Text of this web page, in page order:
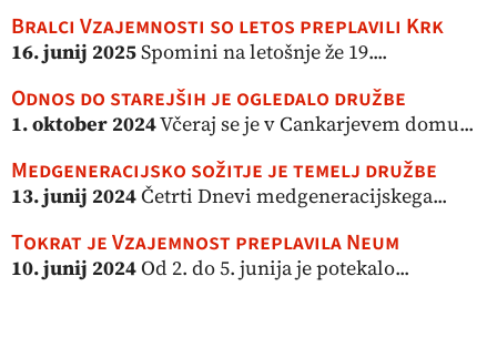
Bralci Vzajemnosti so letos preplavili Krk
16. junij 2025Spomini na letošnje že 19....
Odnos do starejših je ogledalo družbe
1. oktober 2024Včeraj se je v Cankarjevem domu...
Medgeneracijsko sožitje je temelj družbe
13. junij 2024Četrti Dnevi medgeneracijskega...
Tokrat je Vzajemnost preplavila Neum
10. junij 2024Od 2. do 5. junija je potekalo...